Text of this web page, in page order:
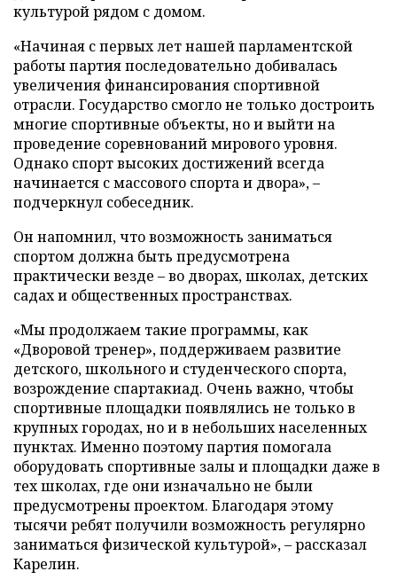
культурой рядом с домом.
«Начиная с первых лет нашей парламентской
работы партия последовательно добивалась
увеличения финансирования спортивной
отрасли. Государство смогло не только достроить
многие спортивные объекты, но и выйти на
проведение соревнований мирового уровня.
Однако спорт высоких достижений всегда
начинается с массового спорта и двора», –
подчеркнул собеседник.
Он напомнил, что возможность заниматься
спортом должна быть предусмотрена
практически везде – во дворах, школах, детских
садах и общественных пространствах.
«Мы продолжаем такие программы, как
«Дворовой тренер», поддерживаем развитие
детского, школьного и студенческого спорта,
возрождение спартакиад. Очень важно, чтобы
спортивные площадки появлялись не только в
крупных городах, но и в небольших населенных
пунктах. Именно поэтому партия помогала
оборудовать спортивные залы и площадки даже в
тех школах, где они изначально не были
предусмотрены проектом. Благодаря этому
тысячи ребят получили возможность регулярно
заниматься физической культурой», – рассказал
Карелин.